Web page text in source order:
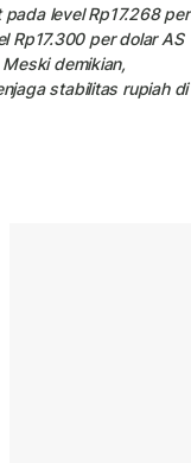
level Rp17.268 per
Rp17.300 per dolar AS
demikian,
stabilitas rupiah di